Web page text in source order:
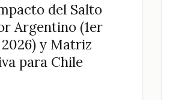
del Salto
Argentino (1er
y Matriz
para Chile